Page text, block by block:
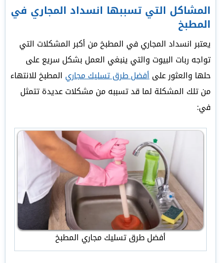
المشاكل التي تسببها انسداد المجاري في
المطبخ
يعتبر انسداد المجاري في المطبخ من أكبر المشكلات التي
تواجه ربات البيوت والتي ينبغي العمل بشكل سريع على
حلها والعثور علىأفضل طرق تسليك مجاري المطبخ للانتهاء
من تلك المشكلة لما قد تسببه من مشكلات عديدة تتمثل
في:
أفضل طرق تسليك مجاري المطبخ